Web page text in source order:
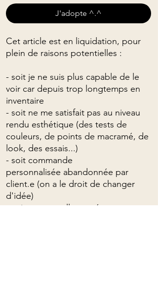
J'adopte ^.^
Cet article est en liquidation, pour
plein de raisons potentielles :
- soit je ne suis plus capable de le
voir car depuis trop longtemps en
inventaire
- soit ne me satisfait pas au niveau
rendu esthétique (des tests de
couleurs, de points de macramé, de
look, des essais...)
- soit commande
personnalisée abandonnée par
client.e (on a le droit de changer
d'idée)
- soit me rappelle une époque et